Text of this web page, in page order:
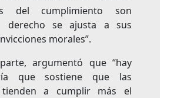
del cumplimiento son
derecho se ajusta a sus
morales”.
argumentó que “hay
que sostiene que las
tienden a cumplir más el